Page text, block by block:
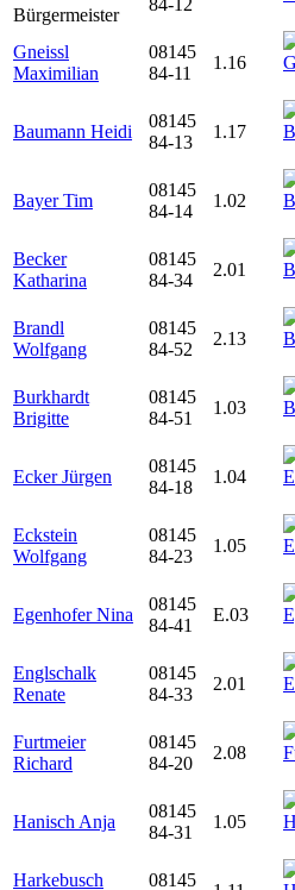
Bürgermeister
84-12
Gneissl
Maximilian
08145
84-11
1.16
Baumann Heidi
08145
84-13
1.17
Bayer Tim
08145
84-14
1.02
Becker
Katharina
08145
84-34
2.01
Brandl
Wolfgang
08145
84-52
2.13
Burkhardt
Brigitte
08145
84-51
1.03
Ecker Jürgen
08145
84-18
1.04
Eckstein
Wolfgang
08145
84-23
1.05
Egenhofer Nina
08145
84-41
E.03
Englschalk
Renate
08145
84-33
2.01
Furtmeier
Richard
08145
84-20
2.08
Hanisch Anja
08145
84-31
1.05
Harkebusch
08145